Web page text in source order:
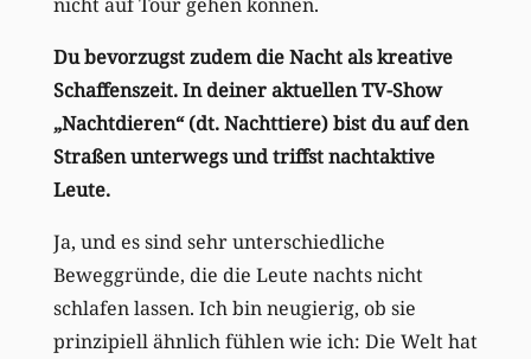
Du bevorzugst zudem die Nacht als kreative
Schaffenszeit. In deiner aktuellen TV-Show
„Nachtdieren“ (dt. Nachttiere) bist du auf den
Straßen unterwegs und triffst nachtaktive
Leute.
Ja, und es sind sehr unterschiedliche
Beweggründe, die die Leute nachts nicht
schlafen lassen. Ich bin neugierig, ob sie
prinzipiell ähnlich fühlen wie ich: Die Welt hat